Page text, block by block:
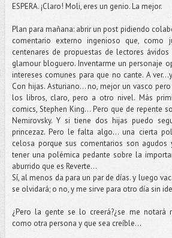
ESPERA. ¡Claro! Moli, eres un genio. La mejor.
Plan para mañana: abrir un post pidiendo
comentario externo ingenioso que, como
centenares de propuestas de lectores
glamour bloguero. Inventarme un personaje
intereses comunes para que no cante. A
Con hijas. Asturiano... no, mejor un vasco
los libros, claro, pero a otro nivel. Más
comics, Stephen King... Pero que de repente
Nemirovsky. Y si tiene dos hijas puedo
princezaz. Pero le falta algo... una cierta
celosa porque sus comentarios son agudos
tener una polémica pedante sobre la
aburrido que es Reverte...
Sí, al menos da para un par de días. y luego
se olvidará; o no, y me sirve para otro día sin
¿Pero la gente se lo creerá?¿se me notará
como otra persona y que sea creíble...